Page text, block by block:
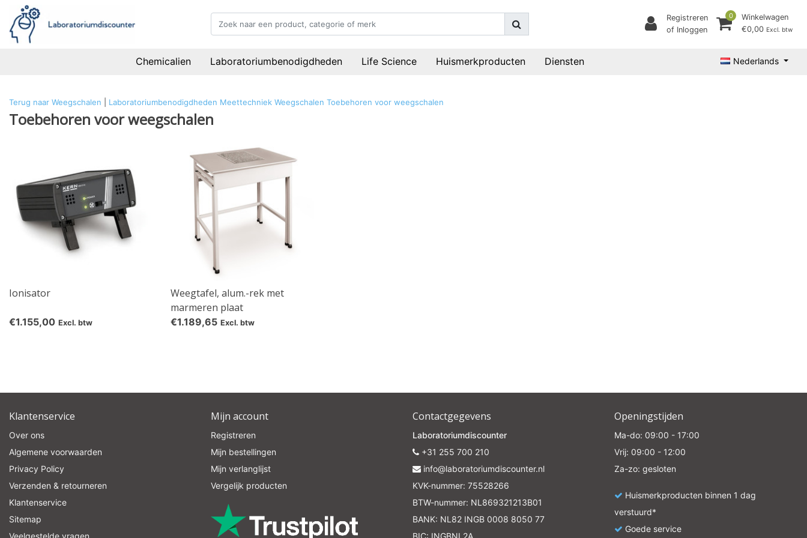
Registreren
of Inloggen
0
Winkelwagen
€0,00 Excl. btw
Chemicalien Laboratoriumbenodigdheden Life Science Huismerkproducten Diensten Nederlands
Terug naar Weegschalen Laboratoriumbenodigdheden Meettechniek Weegschalen Toebehoren voor weegschalen
Toebehoren voor weegschalen
Ionisator
€1.155,00 Excl. btw
Weegtafel, alum.-rek met
marmeren plaat
€1.189,65 Excl. btw
Klantenservice
Over ons
Algemene voorwaarden
Privacy Policy
Verzenden & retourneren
Klantenservice
Sitemap
Veelgestelde vragen
Mijn account
Registreren
Mijn bestellingen
Mijn verlanglijst
Vergelijk producten
Contactgegevens
Laboratoriumdiscounter
+31 255 700 210
info@laboratoriumdiscounter.nl
KVK-nummer: 75528266
BTW-nummer: NL869321213B01
BANK: NL82 INGB 0008 8050 77
BIC: INGBNL2A
Openingstijden
Ma-do: 09:00 - 17:00
Vrij: 09:00 - 12:00
Za-zo: gesloten
Huismerkproducten binnen 1 dag
verstuurd*
Goede service